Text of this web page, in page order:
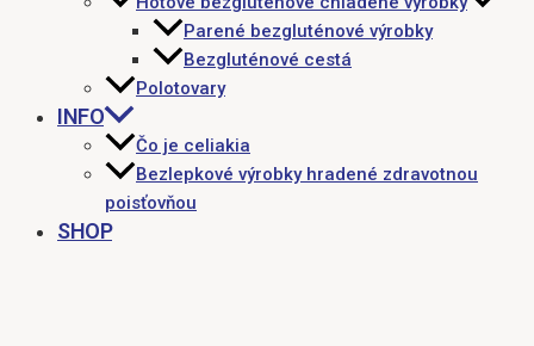
Parené bezgluténové výrobky
Bezgluténové cestá
Polotovary
INFO
Čo je celiakia
Bezlepkové výrobky hradené zdravotnou
poisťovňou
SHOP